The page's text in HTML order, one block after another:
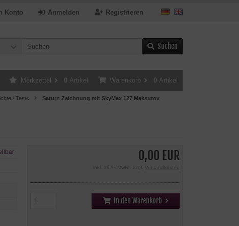
Registrieren
Anmelden
Konto
Suchen
Warenkorb 0 Artikel
Merkzettel 0 Artikel
/ Tests Saturn Zeichnung mit SkyMax 127 Maksutov
0,00 EUR
inkl. 19 % MwSt. zzgl. Versandkosten
In den Warenkorb